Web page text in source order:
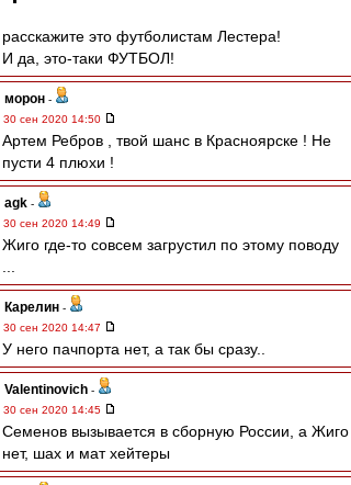
расскажите это футболистам Лестера!
И да, это-таки ФУТБОЛ!
морон -
30 сен 2020 14:50
Артем Ребров , твой шанс в Красноярске ! Не
пусти 4 плюхи !
agk -
30 сен 2020 14:49
Жиго где-то совсем загрустил по этому поводу
Карелин -
30 сен 2020 14:47
У него пачпорта нет, а так бы сразу..
Valentinovich -
30 сен 2020 14:45
Семенов вызывается в сборную России, а Жиго
нет, шах и мат хейтеры